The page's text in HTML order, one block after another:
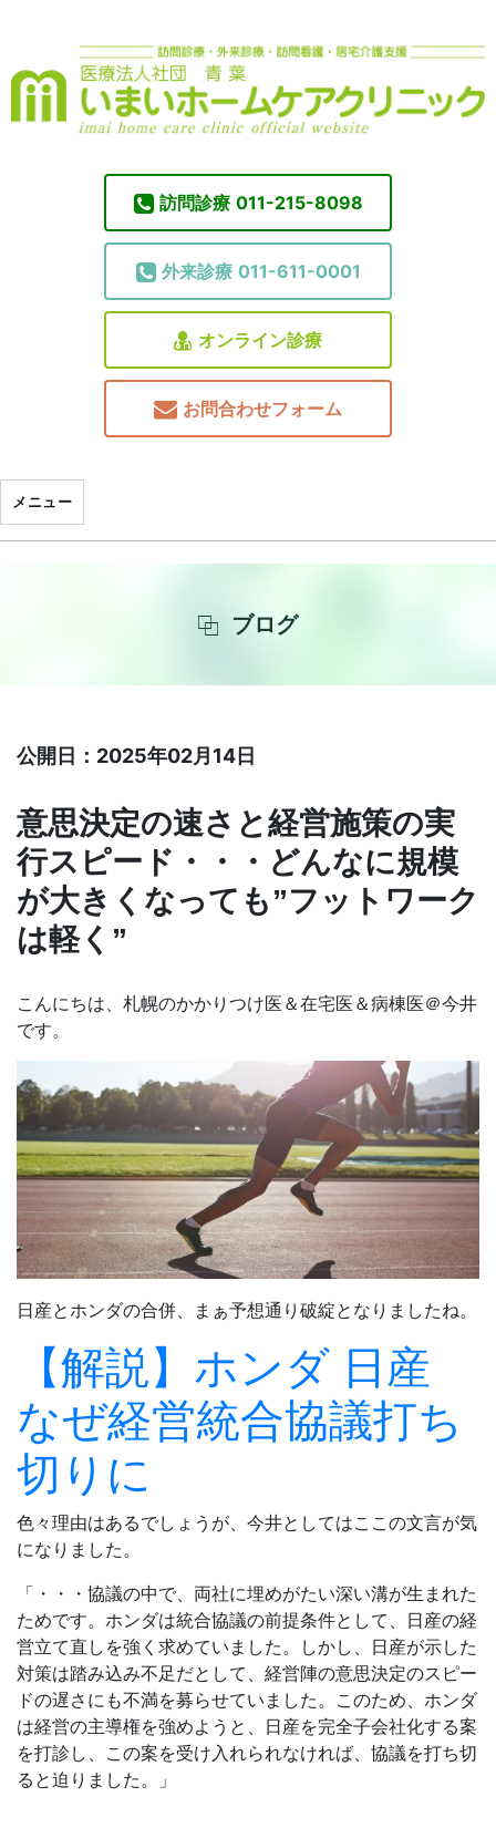
訪問診療 011-215-8098
外来診療 011-611-0001
オンライン診療
お問合わせフォーム
メニュー
ブログ
公開日：2025年02月14日
意思決定の速さと経営施策の実
行スピード・・・どんなに規模
が大きくなっても”フットワーク
は軽く”
こんにちは、札幌のかかりつけ医＆在宅医＆病棟医＠今井
です。
日産とホンダの合併、まぁ予想通り破綻となりましたね。
【解説】ホンダ 日産
なぜ経営統合協議打ち
切りに
色々理由はあるでしょうが、今井としてはここの文言が気
になりました。
「・・・協議の中で、両社に埋めがたい深い溝が生まれた
ためです。ホンダは統合協議の前提条件として、日産の経
営立て直しを強く求めていました。しかし、日産が示した
対策は踏み込み不足だとして、経営陣の意思決定のスピー
ドの遅さにも不満を募らせていました。このため、ホンダ
は経営の主導権を強めようと、日産を完全子会社化する案
を打診し、この案を受け入れられなければ、協議を打ち切
ると迫りました。」